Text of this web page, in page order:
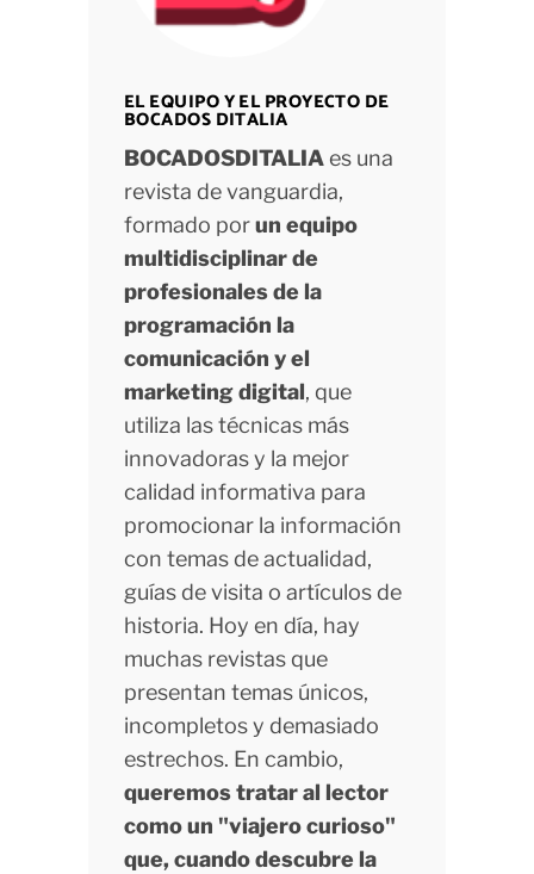
EL EQUIPO Y EL PROYECTO DE
BOCADOS DITALIA
BOCADOSDITALIAes una
revista de vanguardia,
formado porun equipo
multidisciplinar de
profesionales de la
programación la
comunicación y el
marketing digital, que
utiliza las técnicas más
innovadoras y la mejor
calidad informativa para
promocionar la información
con temas de actualidad,
guías de visita o artículos de
historia. Hoy en día, hay
muchas revistas que
presentan temas únicos,
incompletos y demasiado
estrechos. En cambio,
queremos tratar al lector
como un "viajero curioso"
que, cuando descubre la